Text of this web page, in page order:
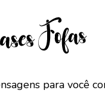
para você